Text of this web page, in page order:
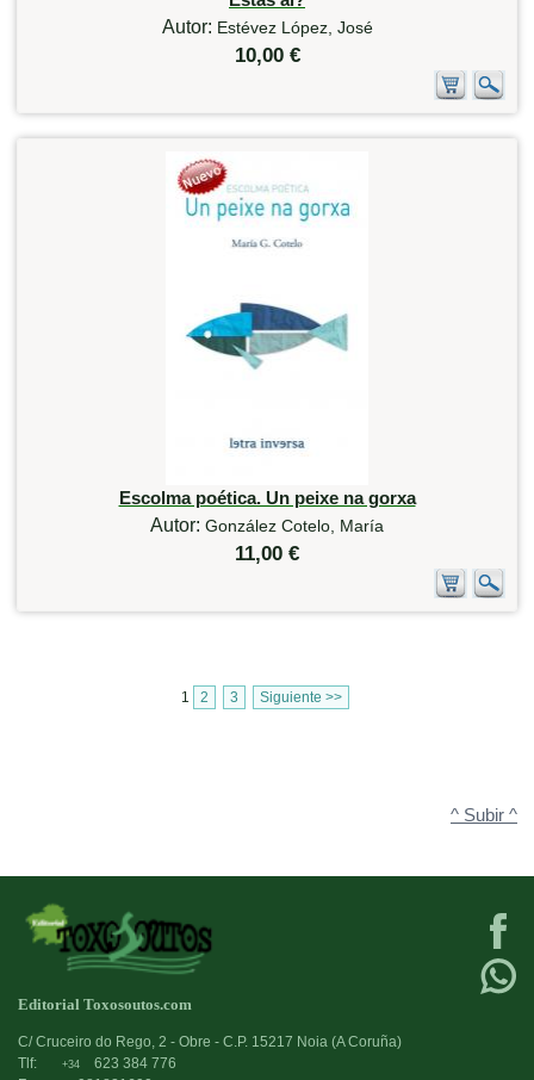
Autor: Estévez López, José
10,00 €
Escolma poética. Un peixe na gorxa
Autor: González Cotelo, María
11,00 €
1 2 3 Siguiente >>
^ Subir ^
Editorial Toxosoutos.com
C/ Cruceiro do Rego, 2 - Obre - C.P. 15217 Noia (A Coruña)
Tlf:
+34
623 384 776